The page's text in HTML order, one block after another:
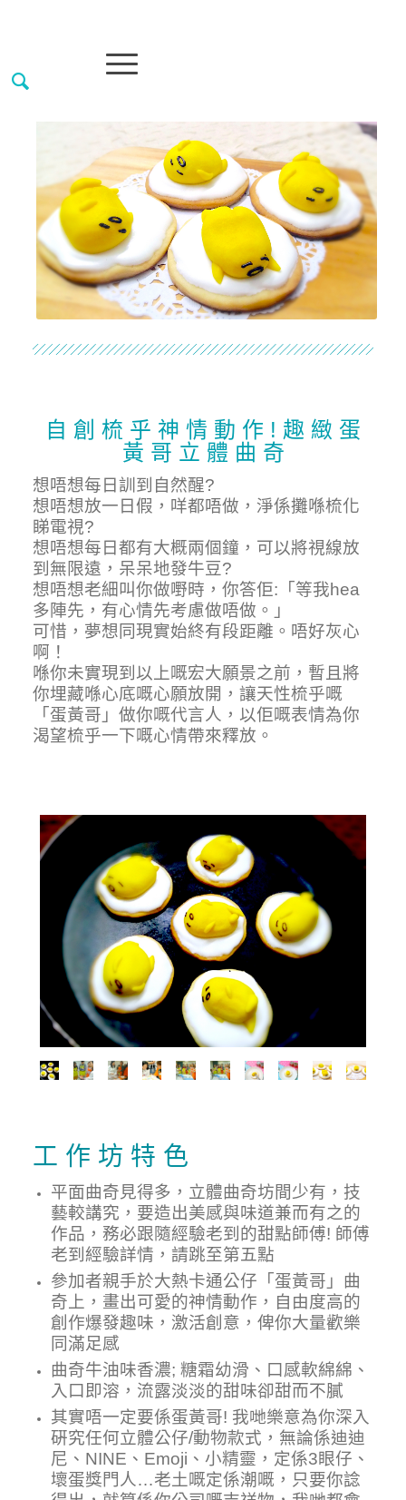
自 創 梳 乎 神 情 動 作 ! 趣 緻 蛋
黃 哥 立 體 曲 奇
想唔想每日訓到自然醒?
想唔想放一日假，咩都唔做，淨係攤喺梳化
睇電視?
想唔想每日都有大概兩個鐘，可以將視線放
到無限遠，呆呆地發牛豆?
想唔想老細叫你做嘢時，你答佢:「等我hea
多陣先，有心情先考慮做唔做。」
可惜，夢想同現實始終有段距離。唔好灰心
啊！
喺你未實現到以上嘅宏大願景之前，暫且將
你埋藏喺心底嘅心願放開，讓天性梳乎嘅
「蛋黃哥」做你嘅代言人，以佢嘅表情為你
渴望梳乎一下嘅心情帶來釋放。
工 作 坊 特 色
平面曲奇見得多，立體曲奇坊間少有，技
藝較講究，要造出美感與味道兼而有之的
作品，務必跟隨經驗老到的甜點師傅! 師傅
老到經驗詳情，請跳至第五點
參加者親手於大熱卡通公仔「蛋黃哥」曲
奇 上 ， 畫出可愛的神情動作，自由度高的
創作爆發趣味，激活創意，俾你大量歡樂
同滿足感
曲奇牛油味香濃; 糖霜幼滑、口感軟綿綿、
入口即溶，流露淡淡的甜味卻甜而不膩
其實唔一定要係蛋黃哥! 我哋樂意為你深入
硏究任何立體公仔/動物款式，無論係迪迪
尼、NINE、Emoji、小精靈，定係3眼仔、
壞蛋獎門人…老土嘅定係潮嘅，只要你諗